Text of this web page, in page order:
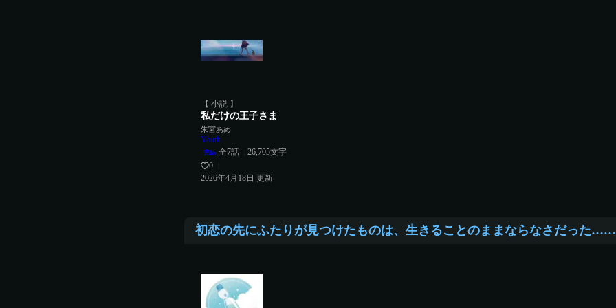
【 小説 】
私だけの王子さま
朱宮あめ
Youth
完結 全7話 26,705文字
0
2026年4月18日 更新
初恋の先にふたりが見つけたものは、生きることのままならなさだった